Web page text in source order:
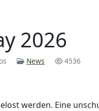
2026
News 4536
werden. Eine